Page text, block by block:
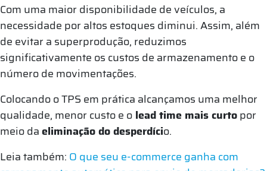
Com uma maior disponibilidade de veículos, a
necessidade por altos estoques diminui. Assim, além
de evitar a superprodução, reduzimos
significativamente os custos de armazenamento e o
número de movimentações.
Colocando o TPS em prática alcançamos uma melhor
qualidade, menor custo e o lead time mais curtopor
meio daeliminação do desperdício.
Leia também: O que seu e-commerce ganha com